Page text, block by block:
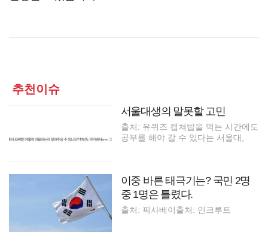
추천이슈
서울대생의 말못할 고민
출처: 유퀴즈 캡쳐밥을 먹는 시간에도
공부를 해야 갈 수 있다는 서울대,
이중 바른 태극기는? 국민 2명
중 1명은 틀렸다.
출처: 픽사베이출처: 인크루트